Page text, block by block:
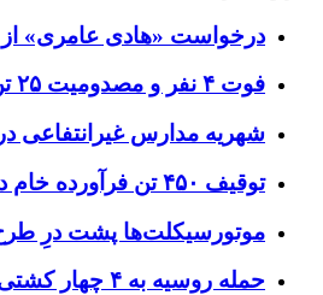
درخواست «هادی عامری» از
فوت ۴ نفر و مصدومیت ۲۵ تن در عملیات‌های ۲۴ ساعته هلال احمر اصفهان
شهریه مدارس غیرانتفاعی
توقیف ۴۵۰ تن فرآورده خام دامی به دلیل رعایت نکردن ضوابط بهداشتی
موتورسیکلت‌ها پشت درِ طرح ترافیک؛
حمله روسیه به ۴ چهار کشتی اوکراینی در حال انتقال سلاح